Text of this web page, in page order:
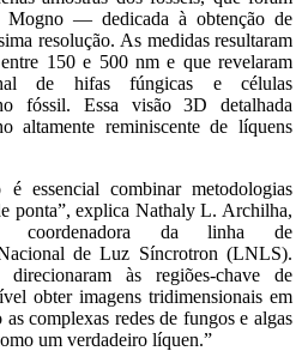
— dedicada à obtenção de
resolução. As medidas resultaram
150 e 500 nm e que revelaram
de hifas fúngicas e células
fóssil. Essa visão 3D detalhada
altamente reminiscente de líquens
essencial combinar metodologias
ponta”, explica Nathaly L. Archilha,
da linha de
de Luz Síncrotron (LNLS).
às regiões-chave de
obter imagens tridimensionais em
complexas redes de fungos e algas
um verdadeiro líquen.”